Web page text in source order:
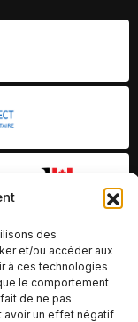
des
et/ou accéder aux
à ces technologies
le comportement
de ne pas
avoir un effet négatif